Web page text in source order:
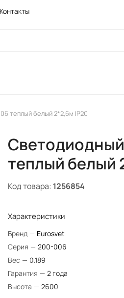
Контакты
теплый белый 2*2,6м IP20
теплый белый
Код товара: 1256854
Характеристики
Бренд — Eurosvet
Серия — 200-006
Вес — 0.189
Гарантия — 2 года
Высота — 2600